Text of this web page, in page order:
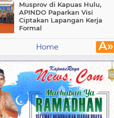
Musprov di Kapuas Hulu,
APINDO Paparkan Visi
Ciptakan Lapangan Kerja
Formal
Â»
Home